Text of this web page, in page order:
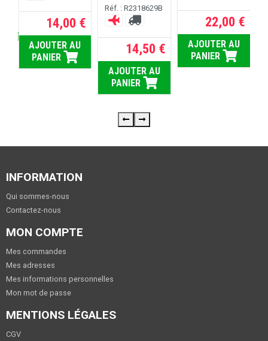
ouvrés
14,00 €
AJOUTER AU
PANIER
Réf. : R2318629B
14,50 €
AJOUTER AU
PANIER
22,00 €
AJOUTER AU
PANIER
INFORMATION
Qui sommes-nous
Contactez-nous
MON COMPTE
Mes commandes
Mes adresses
Mes informations personnelles
Mon mot de passe
MENTIONS LÉGALES
CGV